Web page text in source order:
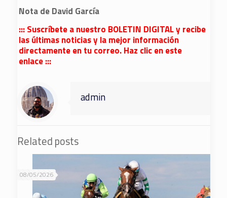
Nota de David García
::: Suscríbete a nuestro BOLETIN DIGITAL y recibe
las últimas noticias y la mejor información
directamente en tu correo. Haz clic en este
enlace :::
admin
Related posts
08/05/2026